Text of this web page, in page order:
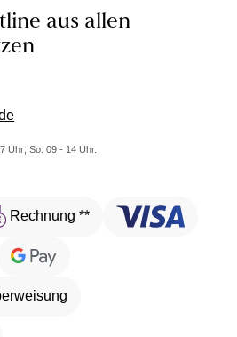
einen eigenen Verschluss
aus allen
Uhr; So: 09 - 14 Uhr.
Rechnung **